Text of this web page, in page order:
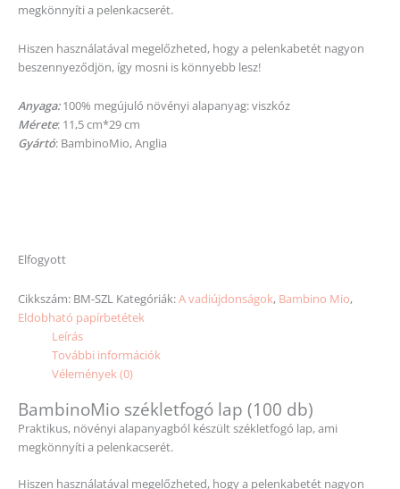
megkönnyíti a pelenkacserét.
Hiszen használatával megelőzheted, hogy a pelenkabetét nagyon
beszennyeződjön, így mosni is könnyebb lesz!
Anyaga:100% megújuló növényi alapanyag: viszkóz
Mérete: 11,5 cm*29 cm
Gyártó: BambinoMio, Anglia
Elfogyott
Cikkszám: BM-SZL Kategóriák:A vadiújdonságok, Bambino Mio,
Eldobható papírbetétek
Leírás
További információk
Vélemények (0)
BambinoMio székletfogó lap (100 db)
Praktikus, növényi alapanyagból készült székletfogó lap, ami
megkönnyíti a pelenkacserét.
Hiszen használatával megelőzheted, hogy a pelenkabetét nagyon